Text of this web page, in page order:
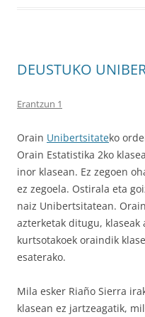
DEUSTUKO
Erantzun 1
Orain Unibertsitateko
Orain Estatistika 2ko
inor klasean. Ez zegoen
ez zegoela. Ostirala eta
naiz Unibertsitatean.
azterketak ditugu,
kurtsotakoek oraindik
esaterako.
Mila esker Riaño Sierra
klasean ez jartzeagatik,